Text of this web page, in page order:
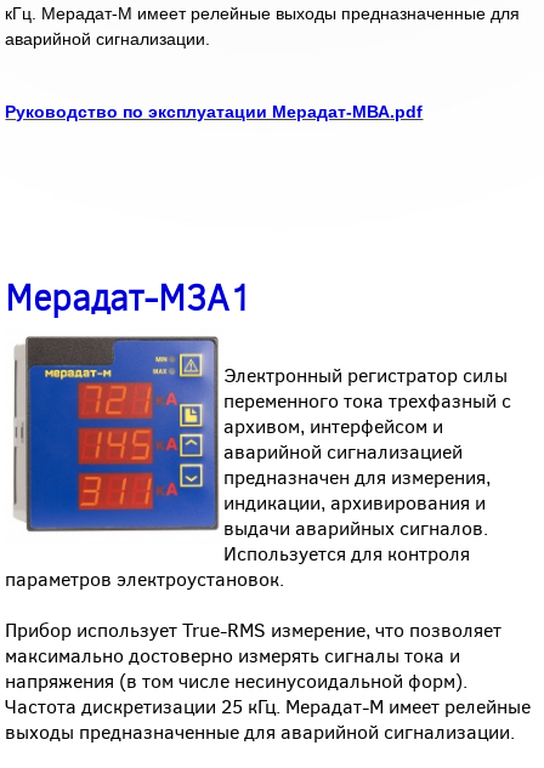
кГц. Мерадат-М имеет релейные выходы предназначенные для
аварийной сигнализации.
Руководство по эксплуатации Мерадат-MВА.pdf
Мерадат-М3А1
Электронный регистратор силы
переменного тока трехфазный с
архивом, интерфейсом и
аварийной сигнализацией
предназначен для измерения,
индикации, архивирования и
выдачи аварийных сигналов.
Используется для контроля
параметров электроустановок.
Прибор использует True-RMS измерение, что позволяет
максимально достоверно измерять сигналы тока и
напряжения (в том числе несинусоидальной форм).
Частота дискретизации 25 кГц. Мерадат-М имеет релейные
выходы предназначенные для аварийной сигнализации.